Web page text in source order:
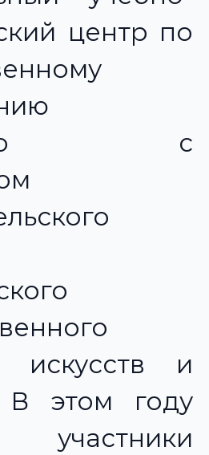
центр по
с
искусств и
В этом году